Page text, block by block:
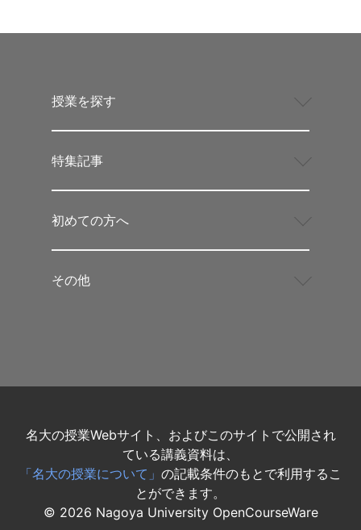
授業を探す
特集記事
初めての方へ
その他
名大の授業Webサイト、およびこのサイトで公開され
ている講義資料は、
「名大の授業について」 の記載条件のもとで利用するこ
とができます。
© 2026 Nagoya University OpenCourseWare